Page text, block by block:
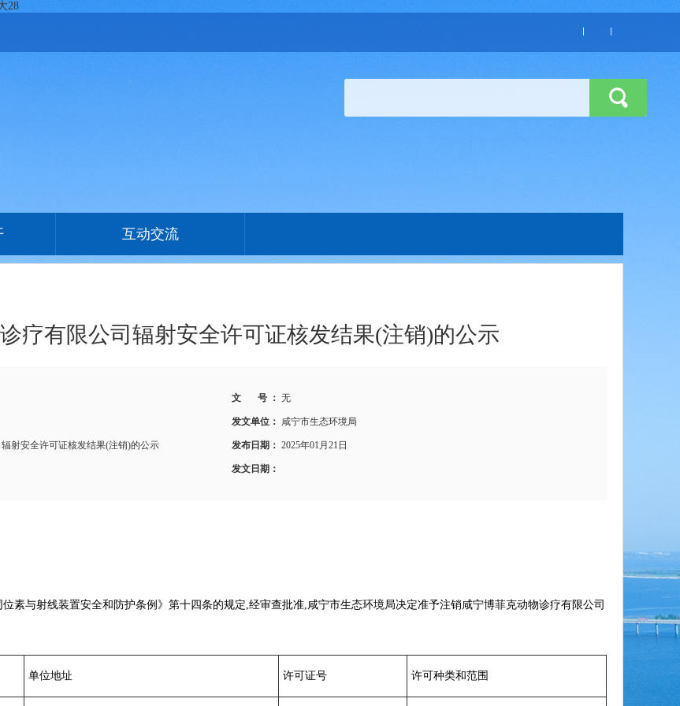
28
互动交流
疗有限公司辐射安全许可证核发结果(注销)的公示
文 号 ： 无
发文单位： 咸宁市生态环境局
射安全许可证核发结果(注销)的公示 发布日期： 2025年01月21日
发文日期：
素与射线装置安全和防护条例》第十四条的规定,经审查批准,咸宁市生态环境局决定准予注销咸宁博菲克动物诊疗有限公司
单位地址 许可证号 许可种类和范围